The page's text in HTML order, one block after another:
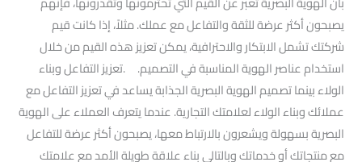
يصبحون أكثر عرضة للثقة والتفاعل مع عملك. مثلاً، إذا كانت قيم
شركتك تشمل الابتكار والاحترافية، يمكن تعزيز هذه القيم من خلال
استخدام عناصر الهوية المناسبة في التصميم. .تعزيز التفاعل وبناء
الولاء بينما تصميم الهوية البصرية الجذابة يساعد في تعزيز التفاعل مع
عملائك وبناء الولاء لعلامتك التجارية. عندما يتعرف العملاء على الهوية
البصرية بسهولة ويشعرون بالارتباط معها، يصبحون أكثر عرضة للتفاعل
مع منتجاتك أو خدماتك وبالتالي بناء علاقة طويلة الأمد مع علامتك